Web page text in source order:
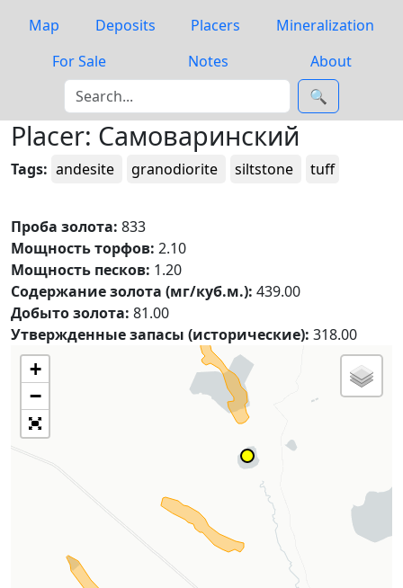
Map Deposits Placers
Mineralization
For Sale
Notes
About
🔍
Placer: Самоваринский
Tags: andesite granodiorite siltstone tuff
Проба золота: 833
Мощность торфов: 2.10
Мощность песков: 1.20
Содержание золота (мг/куб.м.): 439.00
Добыто золота: 81.00
Утвержденные запасы (исторические): 318.00
+
−